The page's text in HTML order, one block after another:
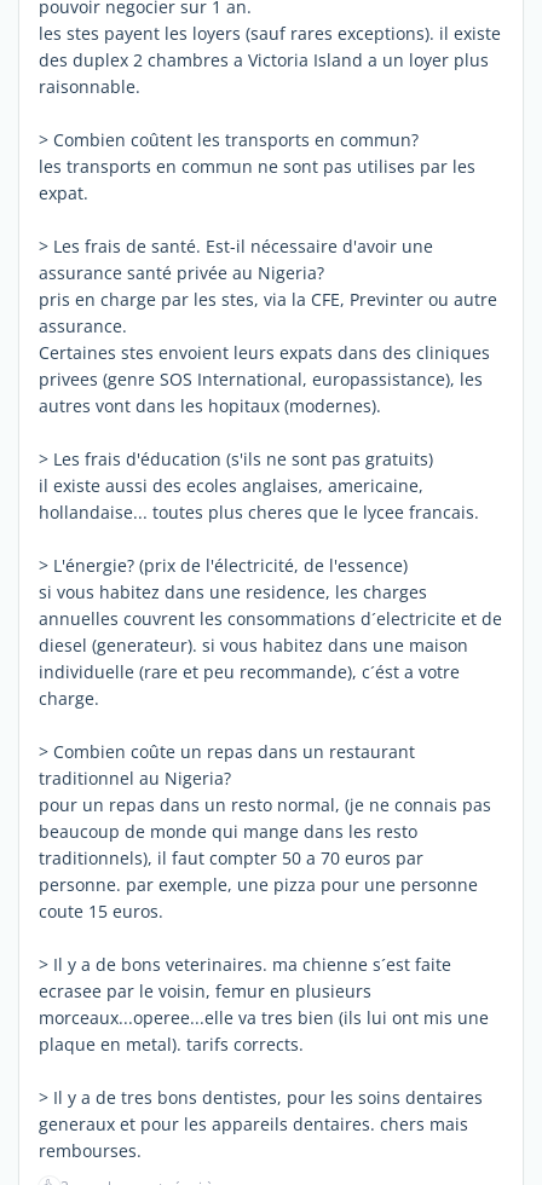
pouvoir negocier sur 1 an.
les stes payent les loyers (sauf rares exceptions). il existe
des duplex 2 chambres a Victoria Island a un loyer plus
raisonnable.
> Combien coûtent les transports en commun?
les transports en commun ne sont pas utilises par les
expat.
> Les frais de santé. Est-il nécessaire d'avoir une
assurance santé privée au Nigeria?
pris en charge par les stes, via la CFE, Previnter ou autre
assurance.
Certaines stes envoient leurs expats dans des cliniques
privees (genre SOS International, europassistance), les
autres vont dans les hopitaux (modernes).
> Les frais d'éducation (s'ils ne sont pas gratuits)
il existe aussi des ecoles anglaises, americaine,
hollandaise... toutes plus cheres que le lycee francais.
> L'énergie? (prix de l'électricité, de l'essence)
si vous habitez dans une residence, les charges
annuelles couvrent les consommations d´electricite et de
diesel (generateur). si vous habitez dans une maison
individuelle (rare et peu recommande), c´ést a votre
charge.
> Combien coûte un repas dans un restaurant
traditionnel au Nigeria?
pour un repas dans un resto normal, (je ne connais pas
beaucoup de monde qui mange dans les resto
traditionnels), il faut compter 50 a 70 euros par
personne. par exemple, une pizza pour une personne
coute 15 euros.
> Il y a de bons veterinaires. ma chienne s´est faite
ecrasee par le voisin, femur en plusieurs
morceaux...operee...elle va tres bien (ils lui ont mis une
plaque en metal). tarifs corrects.
> Il y a de tres bons dentistes, pour les soins dentaires
generaux et pour les appareils dentaires. chers mais
rembourses.